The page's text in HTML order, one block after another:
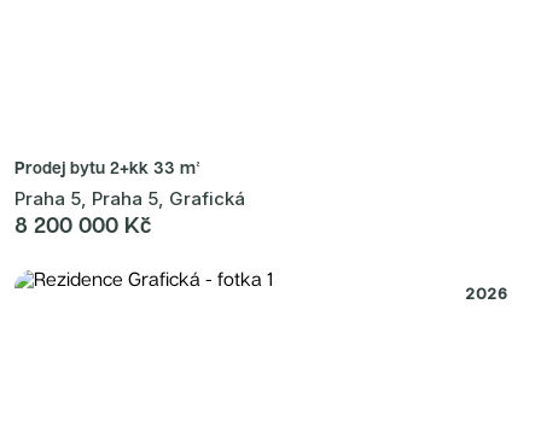
Prodej bytu 2+kk 33 m²
Praha 5, Praha 5, Grafická
8 200 000 Kč
2026